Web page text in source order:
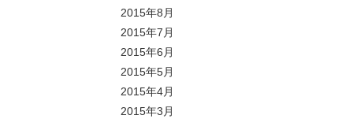
2015年8月
2015年7月
2015年6月
2015年5月
2015年4月
2015年3月